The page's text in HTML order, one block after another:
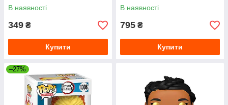
В наявності
349 ₴
Купити
В наявності
795 ₴
Купити
–27%